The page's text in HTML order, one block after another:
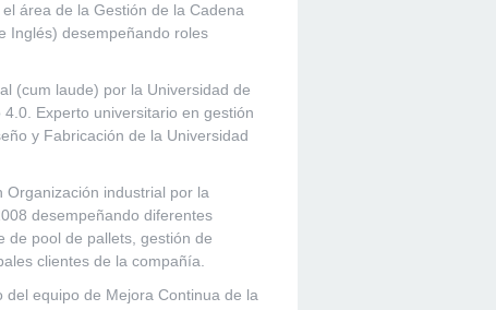
área de la Gestión de la Cadena
Inglés) desempeñando roles
(cum laude) por la Universidad de
Experto universitario en gestión
y Fabricación de la Universidad
Organización industrial por la
desempeñando diferentes
de pool de pallets, gestión de
clientes de la compañía.
equipo de Mejora Continua de la